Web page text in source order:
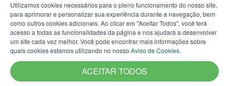
Utilizamos cookies necessários para o pleno funcionamento do nosso site,
para aprimorar e personalizar sua experiência durante a navegação, bem
como outros cookies adicionais. Ao clicar em "Aceitar Todos", você terá
acesso a todas as funcionalidades da página e nos ajudará a desenvolver
um site cada vez melhor. Você pode encontrar mais informações sobre
quais cookies estamos utilizando no nosso Aviso de Cookies.
ACEITAR TODOS